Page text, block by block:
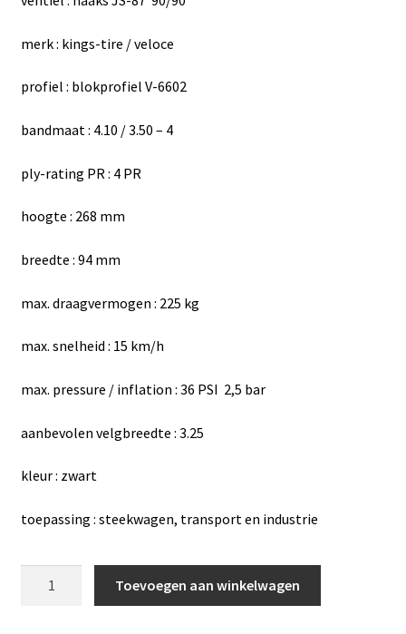
merk : kings-tire / veloce
profiel : blokprofiel V-6602
bandmaat : 4.10 / 3.50 – 4
ply-rating PR : 4 PR
hoogte : 268 mm
breedte : 94 mm
max. draagvermogen : 225 kg
max. snelheid : 15 km/h
max. pressure / inflation : 36 PSI 2,5 bar
aanbevolen velgbreedte : 3.25
kleur : zwart
toepassing : steekwagen, transport en industrie
Toevoegen aan winkelwagen